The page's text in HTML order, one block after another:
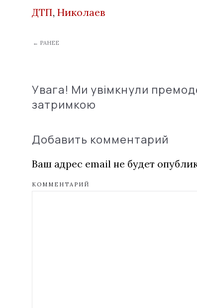
ДТП, Николаев
← РАНЕЕ
Увага! Ми увімкнули
затримкою
Добавить комментарий
Ваш адрес email не будет
КОММЕНТАРИЙ